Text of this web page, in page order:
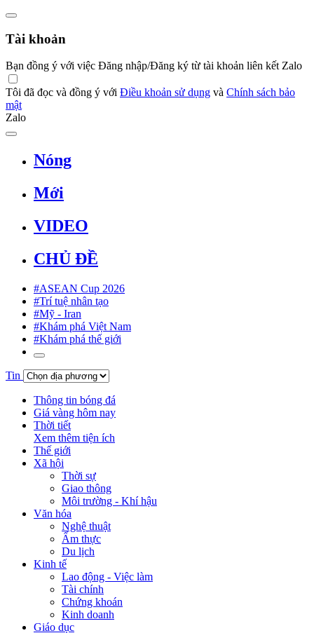
Tài khoản
Bạn đồng ý với việc Đăng nhập/Đăng ký từ tài khoản liên kết Zalo
Tôi đã đọc và đồng ý với Điều khoản sử dụng và Chính sách bảo
mật
Zalo
Nóng
Mới
VIDEO
CHỦ ĐỀ
#ASEAN Cup 2026
#Trí tuệ nhân tạo
#Mỹ - Iran
#Khám phá Việt Nam
#Khám phá thế giới
Tin
Thông tin bóng đá
Giá vàng hôm nay
Thời tiết
Xem thêm tiện ích
Thế giới
Xã hội
Thời sự
Giao thông
Môi trường - Khí hậu
Văn hóa
Nghệ thuật
Ẩm thực
Du lịch
Kinh tế
Lao động - Việc làm
Tài chính
Chứng khoán
Kinh doanh
Giáo dục